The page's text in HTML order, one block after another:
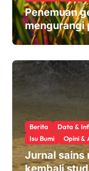
Penemuan
mengurangi
pupuk
Berita Data &
Isu Bumi
Opini &
Jurnal sains
kembali